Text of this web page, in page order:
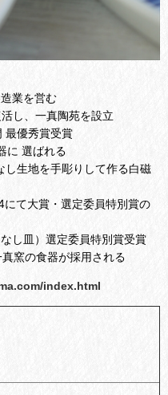
業を営む
し、一真陶苑を設立
優秀賞受賞
に 選ばれる
生地を手彫りして作る白磁
て大賞・選定委員特別賞の
し皿）選定委員特別賞受賞
窯の食器が採用される
index.html